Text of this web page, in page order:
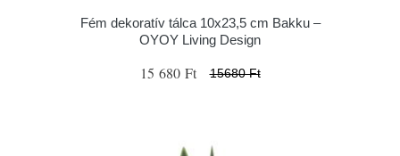
Fém dekoratív tálca 10x23,5 cm Bakku –
OYOY Living Design
15 680 Ft 15680 Ft